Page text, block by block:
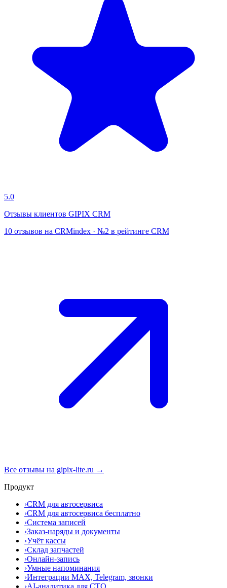
5.0
Отзывы клиентов GIPIX CRM
10 отзывов на CRMindex · №2 в рейтинге CRM
Все отзывы на gipix-lite.ru →
Продукт
›CRM для автосервиса
›CRM для автосервиса бесплатно
›Система записей
›Заказ-наряды и документы
›Учёт кассы
›Склад запчастей
›Онлайн-запись
›Умные напоминания
›Интеграции MAX, Telegram, звонки
›AI-аналитика для СТО